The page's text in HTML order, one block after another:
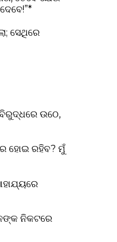
ସେଥିରେ
ଉଠେ,
ହୋଇ ରହିବ? ମୁଁ
ନିକଟରେ